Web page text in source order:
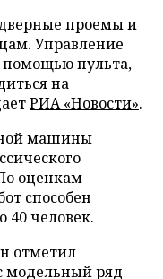
дверные проемы и
Управление
помощью пульта,
на
РИА «Новости».
машины
оценкам
способен
40 человек.
отметил
модельный ряд